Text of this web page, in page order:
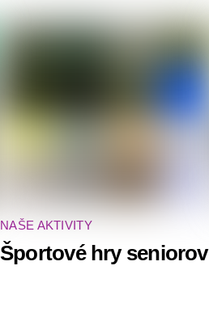
NAŠE AKTIVITY
Športové hry seniorov